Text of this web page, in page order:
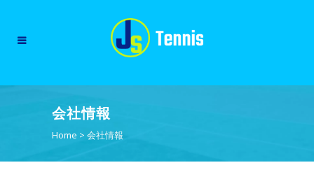
会社情報
Home > 会社情報